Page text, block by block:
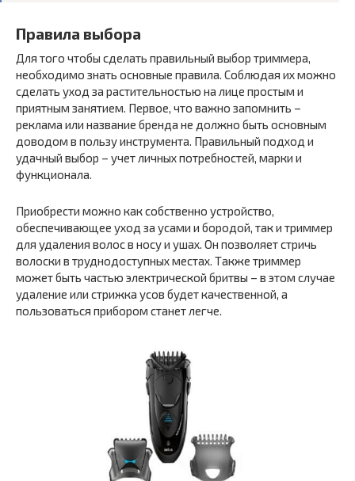
Правила выбора
Для того чтобы сделать правильный выбор триммера,
необходимо знать основные правила. Соблюдая их можно
сделать уход за растительностью на лице простым и
приятным занятием. Первое, что важно запомнить –
реклама или название бренда не должно быть основным
доводом в пользу инструмента. Правильный подход и
удачный выбор – учет личных потребностей, марки и
функционала.
Приобрести можно как собственно устройство,
обеспечивающее уход за усами и бородой, так и триммер
для удаления волос в носу и ушах. Он позволяет стричь
волоски в труднодоступных местах. Также триммер
может быть частью электрической бритвы – в этом случае
удаление или стрижка усов будет качественной, а
пользоваться прибором станет легче.